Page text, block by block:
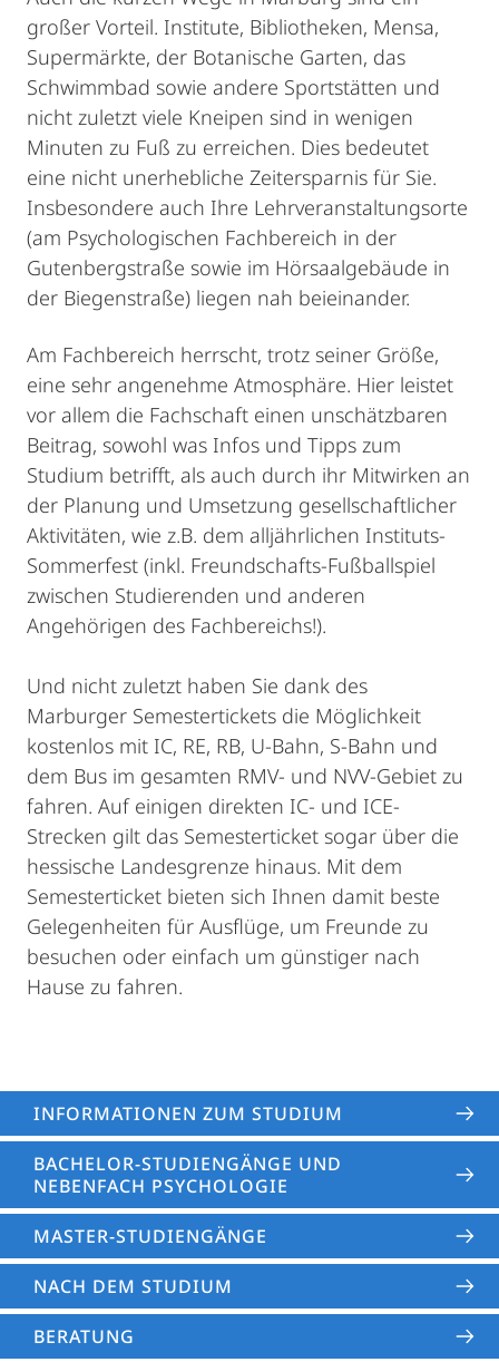
großer Vorteil. Institute, Bibliotheken, Mensa,
Supermärkte, der Botanische Garten, das
Schwimmbad sowie andere Sportstätten und
nicht zuletzt viele Kneipen sind in wenigen
Minuten zu Fuß zu erreichen. Dies bedeutet
eine nicht unerhebliche Zeitersparnis für Sie.
Insbesondere auch Ihre Lehrveranstaltungsorte
(am Psychologischen Fachbereich in der
Gutenbergstraße sowie im Hörsaalgebäude in
der Biegenstraße) liegen nah beieinander.
Am Fachbereich herrscht, trotz seiner Größe,
eine sehr angenehme Atmosphäre. Hier leistet
vor allem die Fachschaft einen unschätzbaren
Beitrag, sowohl was Infos und Tipps zum
Studium betrifft, als auch durch ihr Mitwirken an
der Planung und Umsetzung gesellschaftlicher
Aktivitäten, wie z.B. dem alljährlichen Instituts-
Sommerfest (inkl. Freundschafts-Fußballspiel
zwischen Studierenden und anderen
Angehörigen des Fachbereichs!).
Und nicht zuletzt haben Sie dank des
Marburger Semestertickets die Möglichkeit
kostenlos mit IC, RE, RB, U-Bahn, S-Bahn und
dem Bus im gesamten RMV- und NVV-Gebiet zu
fahren. Auf einigen direkten IC- und ICE-
Strecken gilt das Semesterticket sogar über die
hessische Landesgrenze hinaus. Mit dem
Semesterticket bieten sich Ihnen damit beste
Gelegenheiten für Ausflüge, um Freunde zu
besuchen oder einfach um günstiger nach
Hause zu fahren.
INFORMATIONEN ZUM STUDIUM
BACHELOR-STUDIENGÄNGE UND
NEBENFACH PSYCHOLOGIE
MASTER-STUDIENGÄNGE
NACH DEM STUDIUM
BERATUNG